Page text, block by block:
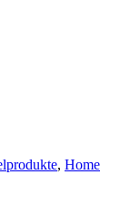
, Home